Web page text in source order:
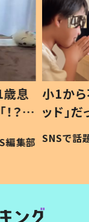
フテ
食”を
親
編集部
ひ孫
が、抱
「涙
い」